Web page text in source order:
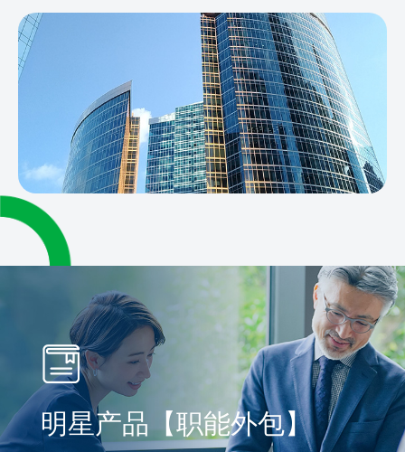
明星产品【职能外包】